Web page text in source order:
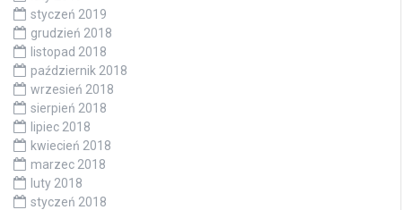
styczeń 2019
grudzień 2018
listopad 2018
październik 2018
wrzesień 2018
sierpień 2018
lipiec 2018
kwiecień 2018
marzec 2018
luty 2018
styczeń 2018